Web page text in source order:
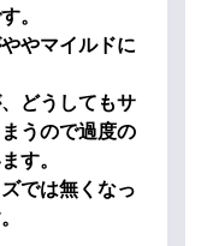
。
やマイルドに
どうしてもサ
うので過度の
す。
では無くなっ